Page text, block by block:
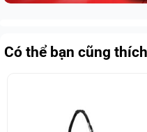
Có thể bạn cũng thích